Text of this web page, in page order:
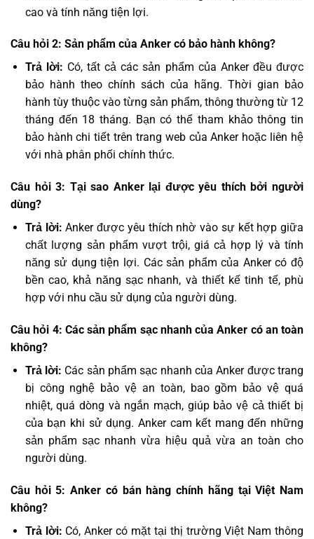
cao và tính năng tiện lợi.
Câu hỏi 2: Sản phẩm của Anker có bảo hành không?
Trả lời: Có, tất cả các sản phẩm của Anker đều được
bảo hành theo chính sách của hãng. Thời gian bảo
hành tùy thuộc vào từng sản phẩm, thông thường từ 12
tháng đến 18 tháng. Bạn có thể tham khảo thông tin
bảo hành chi tiết trên trang web của Anker hoặc liên hệ
với nhà phân phối chính thức.
Câu hỏi 3: Tại sao Anker lại được yêu thích bởi người
dùng?
Trả lời:Anker được yêu thích nhờ vào sự kết hợp giữa
chất lượng sản phẩm vượt trội, giá cả hợp lý và tính
năng sử dụng tiện lợi. Các sản phẩm của Anker có độ
bền cao, khả năng sạc nhanh, và thiết kế tinh tế, phù
hợp với nhu cầu sử dụng của người dùng.
Câu hỏi 4: Các sản phẩm sạc nhanh của Anker có an toàn
không?
Trả lời: Các sản phẩm sạc nhanh của Anker được trang
bị công nghệ bảo vệ an toàn, bao gồm bảo vệ quá
nhiệt, quá dòng và ngắn mạch, giúp bảo vệ cả thiết bị
của bạn khi sử dụng. Anker cam kết mang đến những
sản phẩm sạc nhanh vừa hiệu quả vừa an toàn cho
người dùng.
Câu hỏi 5: Anker có bán hàng chính hãng tại Việt Nam
không?
Trả lời: Có, Anker có mặt tại thị trường Việt Nam thông